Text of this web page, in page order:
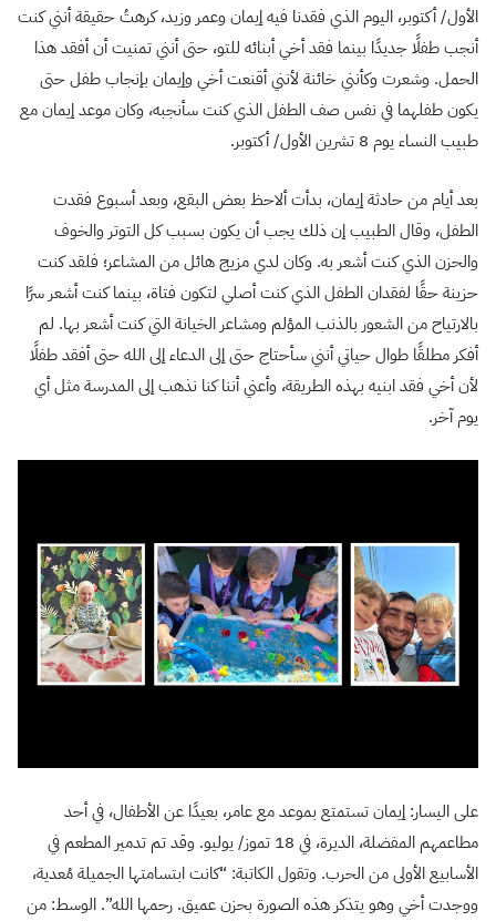
الأول/ أكتوبر، اليوم الذي فقدنا فيه إيمان وعمر وزيد، كرهتُ حقيقة أنني كنت
أنجب طفلًا جديدًا بينما فقد أخي أبنائه للتو، حتى أنني تمنيت أن أفقد هذا
الحمل. وشعرت وكأنني خائنة لأنني أقنعت أخي وإيمان بإنجاب طفل حتى
يكون طفلهما في نفس صف الطفل الذي كنت سأنجبه، وكان موعد إيمان مع
طبيب النساء يوم 8 تشرين الأول/ أكتوبر.
بعد أيام من حادثة إيمان، بدأت ألاحظ بعض البقع، وبعد أسبوع فقدت
الطفل، وقال الطبيب إن ذلك يجب أن يكون بسبب كل التوتر والخوف
والحزن الذي كنت أشعر به. وكان لدي مزيج هائل من المشاعر؛ فلقد كنت
حزينة حقًا لفقدان الطفل الذي كنت أصلي لتكون فتاة، بينما كنت أشعر سرًا
بالارتياح من الشعور بالذنب المؤلم ومشاعر الخيانة التي كنت أشعر بها. لم
أفكر مطلقًا طوال حياتي أنني سأحتاج حتى إلى الدعاء إلى الله حتى أفقد طفلًا
لأن أخي فقد ابنيه بهذه الطريقة، وأعني أننا كنا نذهب إلى المدرسة مثل أي
يوم آخر.
على اليسار: إيمان تستمتع بموعد مع عامر، بعيدًا عن الأطفال، في أحد
مطاعمهم المفضلة، الديرة، في 18 تموز/ يوليو. وقد تم تدمير المطعم في
الأسابيع الأولى من الحرب. وتقول الكاتبة: “كانت ابتسامتها الجميلة مُعدية،
ووجدت أخي وهو يتذكر هذه الصورة بحزن عميق. رحمها الله”. الوسط: من